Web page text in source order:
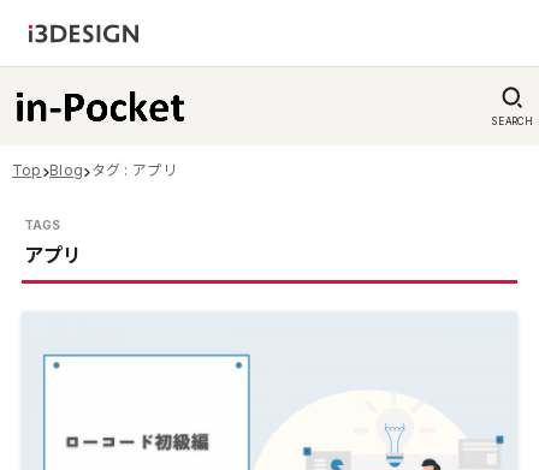
SEARCH
Top Blog タグ : アプリ
アプリ